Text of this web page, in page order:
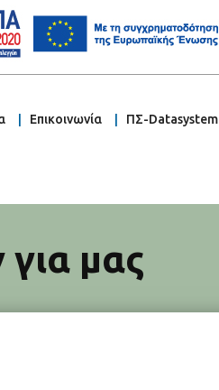
Επικοινωνία ΠΣ-Datasystem
μας